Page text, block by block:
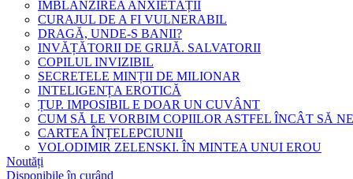
ÎMBLÂNZIREA ANXIETĂȚII
CURAJUL DE A FI VULNERABIL
DRAGĂ, UNDE-S BANII?
INVĂȚĂTORII DE GRIJĂ. SALVATORII
COPILUL INVIZIBIL
SECRETELE MINȚII DE MILIONAR
INTELIGENȚA EROTICĂ
ȚUP. IMPOSIBIL E DOAR UN CUVÂNT
CUM SĂ LE VORBIM COPIILOR ASTFEL ÎNCÂT SĂ
CARTEA ÎNȚELEPCIUNII
VOLODIMIR ZELENSKI. ÎN MINTEA UNUI EROU
Noutăți
Disponibile în curând